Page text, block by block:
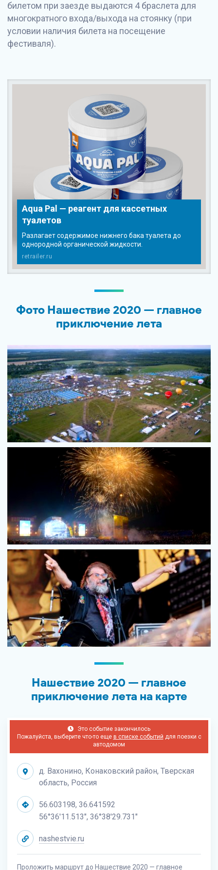
билетом при заезде выдаются 4 браслета для
многократного входа/выхода на стоянку (при
условии наличия билета на посещение
фестиваля).
Aqua Pal — pеагент для кассетных
туалетов
Разлагает содержимое нижнего бака туалета до
однородной органической жидкости.
retrailer.ru
Фото Нашествие 2020 — главное
приключение лета
Нашествие 2020 — главное
приключение лета на карте
Это событие закончилось
Пожалуйста, выберите что-то еще в списке событий для поезки с
автодомом
д. Вахонино, Конаковский район, Тверская
область, Россия
56.603198, 36.641592
56°36'11.513", 36°38'29.731"
nashestvie.ru
Проложить маршрут до Нашествие 2020 — главное